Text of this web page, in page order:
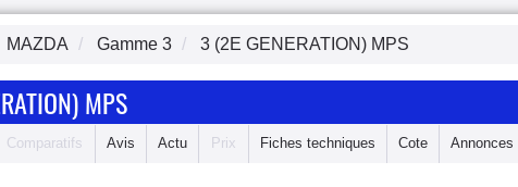
MAZDA Gamme 3 3 (2E GENERATION) MPS
MPS
Comparatifs Avis Actu Prix Fiches techniques Cote Annonces